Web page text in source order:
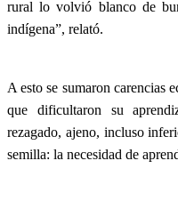
rural lo volvió blanco de
indígena”, relató.
A esto se sumaron carencias
que dificultaron su
rezagado, ajeno, incluso
semilla: la necesidad de